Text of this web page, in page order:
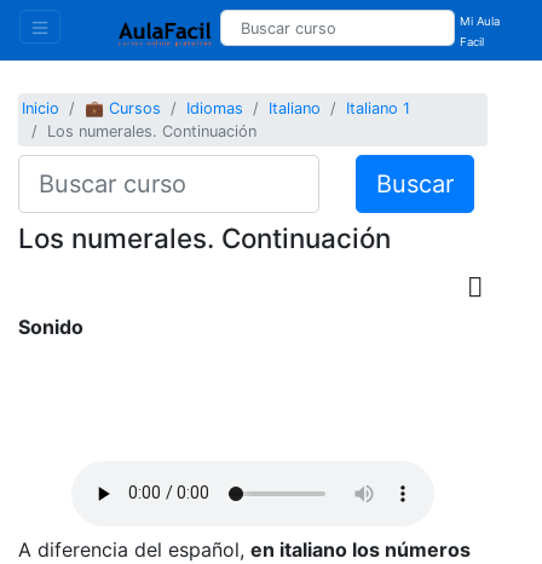
Mi Aula
Facil
Inicio 💼 Cursos Idiomas Italiano
Italiano 1
Los numerales. Continuación
Buscar
Los numerales. Continuación
Sonido
A diferencia del español, en italiano los números